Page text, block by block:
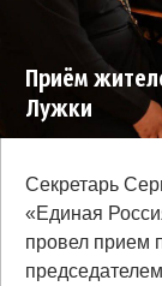
Приём
Лужки
Секретарь
«Единая
провел прием